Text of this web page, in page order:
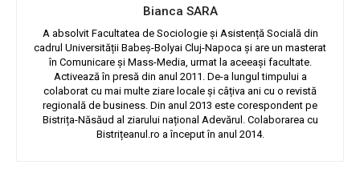
Bianca SARA
A absolvit Facultatea de Sociologie și Asistență Socială din
cadrul Universității Babeș-Bolyai Cluj-Napoca și are un masterat
în Comunicare și Mass-Media, urmat la aceeași facultate.
Activează în presă din anul 2011. De-a lungul timpului a
colaborat cu mai multe ziare locale și câțiva ani cu o revistă
regională de business. Din anul 2013 este corespondent pe
Bistrița-Năsăud al ziarului național Adevărul. Colaborarea cu
Bistrițeanul.ro a început în anul 2014.